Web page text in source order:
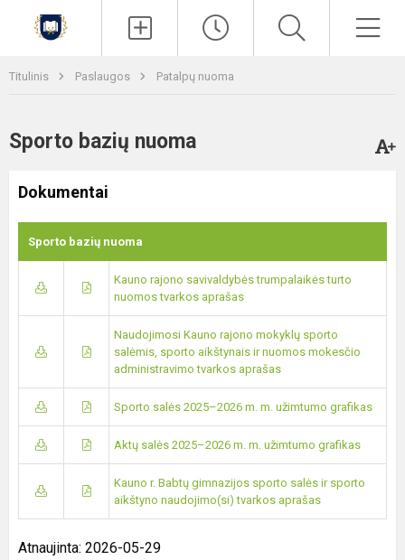
Titulinis Paslaugos Patalpų nuoma
Sporto bazių nuoma
Dokumentai
Sporto bazių nuoma
Kauno rajono savivaldybės trumpalaikės turto
nuomos tvarkos aprašas
Naudojimosi Kauno rajono mokyklų sporto
salėmis, sporto aikštynais ir nuomos mokesčio
administravimo tvarkos aprašas
Sporto salės 2025–2026 m. m. užimtumo grafikas
Aktų salės 2025–2026 m. m. užimtumo grafikas
Kauno r. Babtų gimnazijos sporto salės ir sporto
aikštyno naudojimo(si) tvarkos aprašas
Atnaujinta: 2026-05-29